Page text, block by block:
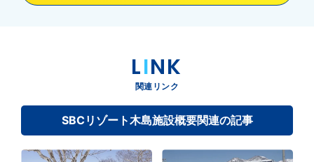
LINK
関連リンク
SBCリゾート木島施設概要関連の記事